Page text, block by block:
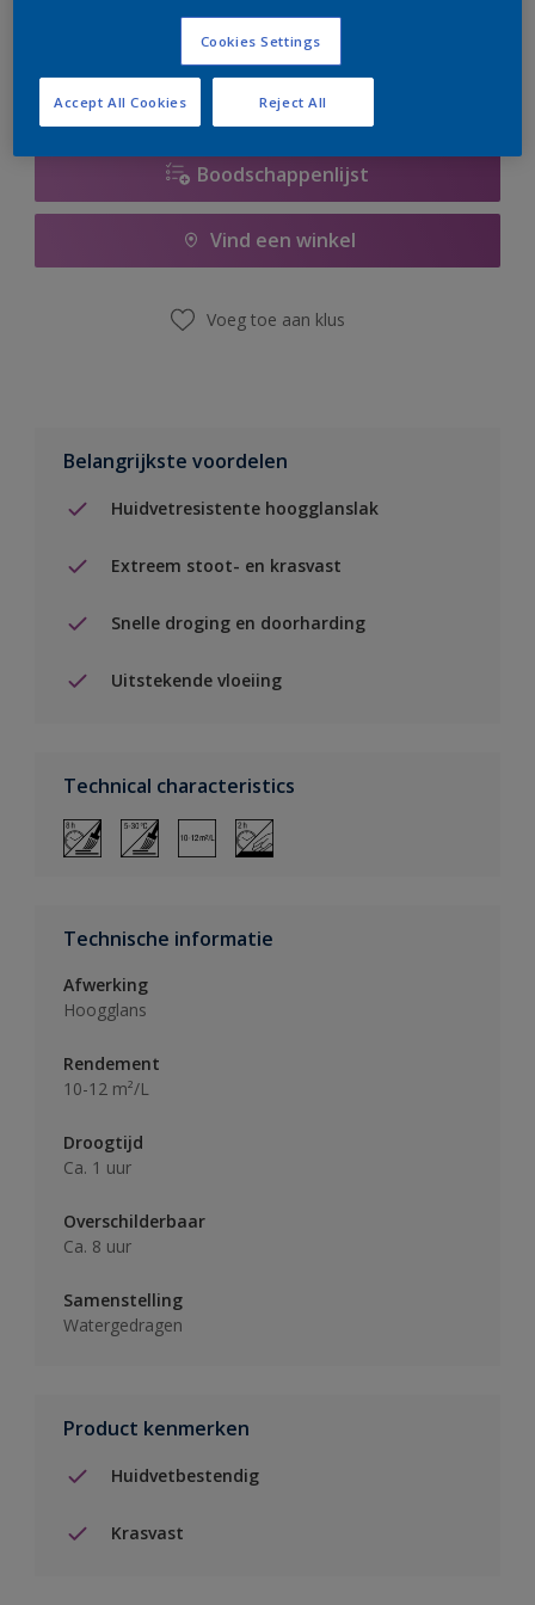
er hard aan om de voorraad aan te vullen.
Boodschappenlijst
Vind een winkel
Voeg toe aan klus
Belangrijkste voordelen
Huidvetresistente hoogglanslak
Extreem stoot- en krasvast
Snelle droging en doorharding
Uitstekende vloeiing
Technical characteristics
Technische informatie
Afwerking
Hoogglans
Rendement
10-12 m²/L
Droogtijd
Ca. 1 uur
Overschilderbaar
Ca. 8 uur
Samenstelling
Watergedragen
Product kenmerken
Huidvetbestendig
Krasvast
Cookies Settings
Reject All
Accept All Cookies